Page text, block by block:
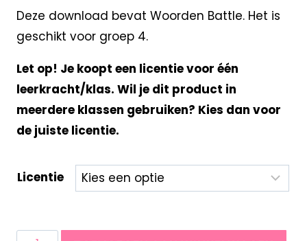
Deze download bevat Woorden Battle. Het is
geschikt voor groep 4.
Let op! Je koopt een licentie voor één
leerkracht/klas. Wil je dit product in
meerdere klassen gebruiken? Kies dan voor
de juiste licentie.
Licentie